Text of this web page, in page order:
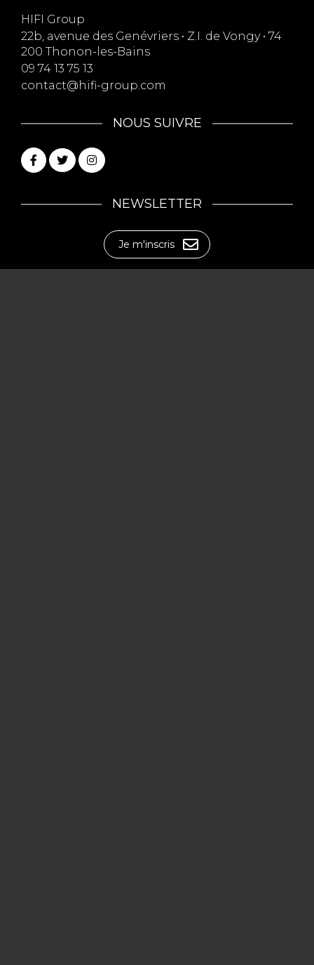
HIFI Group
22b, avenue des Genévriers • Z.I. de Vongy • 74
200 Thonon-les-Bains
09 74 13 75 13
contact@hifi-group.com
NOUS SUIVRE
NEWSLETTER
Je m'inscris